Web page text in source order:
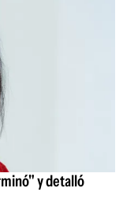
y detalló